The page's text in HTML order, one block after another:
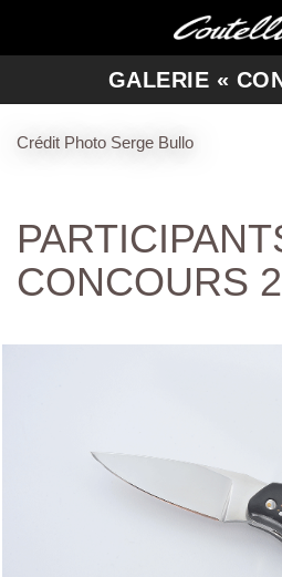
GALERIE «
Crédit Photo Serge Bullo
CONCOURS